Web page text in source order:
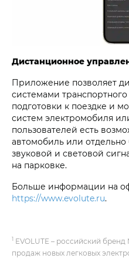
Дистанционное
Приложение позволяет
системами
подготовки к поездке и
систем электромобиля
пользователей есть
автомобиль или
звуковой и световой
на парковке.
Больше информации на
https://www.evolute.ru.
1 EVOLUTE – российский
продаж новых легковых